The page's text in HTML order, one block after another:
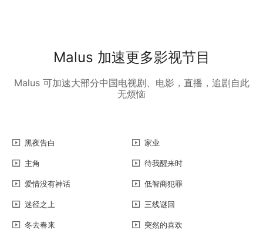
Malus 加速更多影视节目
Malus 可加速大部分中国电视剧、电影，直播，追剧自此
无烦恼
黑夜告白 家业
主角 待我醒来时
爱情没有神话 低智商犯罪
迷径之上 三线谜回
冬去春来 突然的喜欢